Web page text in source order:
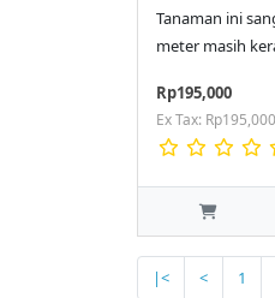
Tanaman ini
meter masih
Rp195,000
Ex Tax: Rp195,000
|< < 1